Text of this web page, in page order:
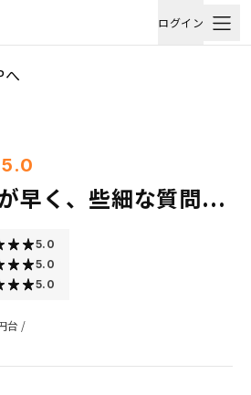
ログイン
へ
5.0
早く、些細な質問...
5.0
5.0
5.0
台 /